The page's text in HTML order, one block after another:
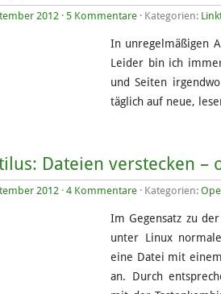
2012 · 5 Kommentare · Kategorien:
In unregelmäßigen
Leider bin ich
und Seiten
täglich auf neue,
Dateien verstecken –
2012 · 4 Kommentare · Kategorien:
Im Gegensatz zu
unter Linux
eine Datei mit einem
an. Durch